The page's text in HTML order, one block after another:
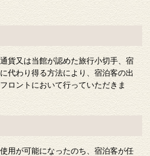
貨又は当館が認めた旅行小切手、宿
代わり得る方法により、宿泊客の出
ロントにおいて行っていただきま
用が可能になったのち、宿泊客が任